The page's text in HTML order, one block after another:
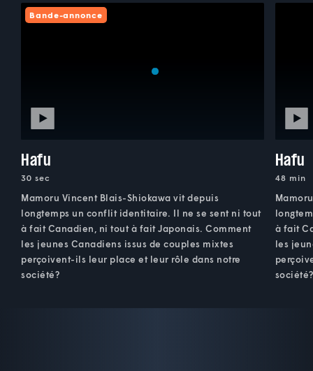
Bande-annonce
Hafu
30 sec
Mamoru Vincent Blais-Shiokawa vit depuis
longtemps un conflit identitaire. Il ne se sent ni tout
à fait Canadien, ni tout à fait Japonais. Comment
les jeunes Canadiens issus de couples mixtes
perçoivent-ils leur place et leur rôle dans notre
société?
Hafu
48 min
à fait
les
société?